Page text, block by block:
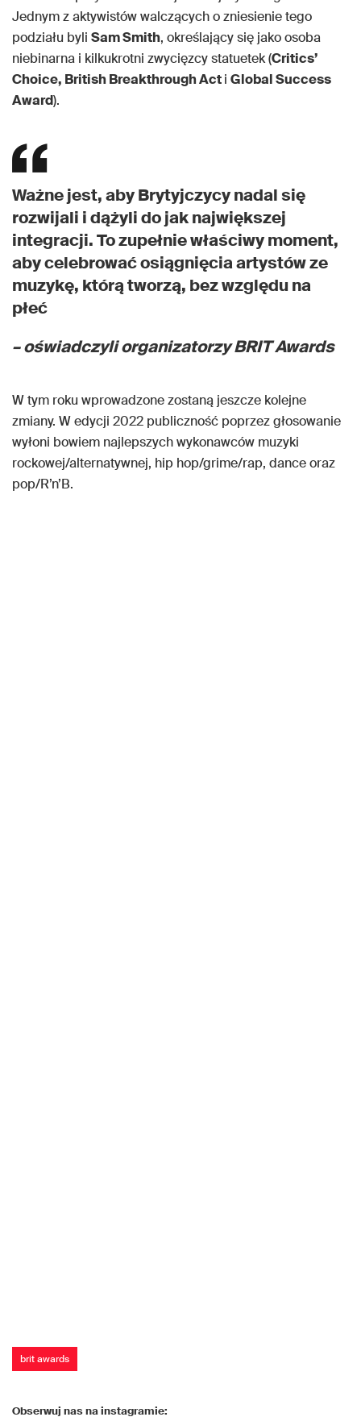
Jednym z aktywistów walczących o zniesienie tego
podziału byli Sam Smith, określający się jako osoba
niebinarna i kilkukrotni zwycięzcy statuetek (Critics’
Choice, British Breakthrough Acti Global Success
Award).
Ważne jest, aby Brytyjczycy nadal się
rozwijali i dążyli do jak największej
integracji. To zupełnie właściwy moment,
aby celebrować osiągnięcia artystów ze
muzykę, którą tworzą, bez względu na
płeć
– oświadczyli organizatorzy BRIT Awards
W tym roku wprowadzone zostaną jeszcze kolejne
zmiany. W edycji 2022 publiczność poprzez głosowanie
wyłoni bowiem najlepszych wykonawców muzyki
rockowej/alternatywnej, hip hop/grime/rap, dance oraz
pop/R’n’B.
brit awards
Obserwuj nas na instagramie: